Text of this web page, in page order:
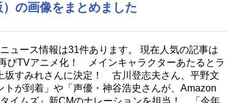
実写化映画一覧
男性声優/女性声優一覧 夏アニメ
FOLLOW US
の画像をまとめました
ュース情報は31件あります。 現在人気の記事は
びTVアニメ化！ メインキャラクターあたるとラ
坂すみれさんに決定！ 古川登志夫さん、平野文
が到着」や「声優・神谷浩史さんが、Amazon
イムズ』新CMのナレーションを担当！ 「今年